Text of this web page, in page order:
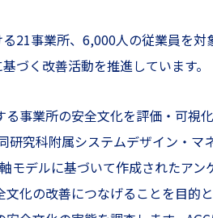
21事業所、6,000人の従業員を
づく改善活動を推進しています。
事業所の安全文化を評価・可視
究科附属システムデザイン・
モデルに基づいて作成されたア
化の改善につなげることを目的